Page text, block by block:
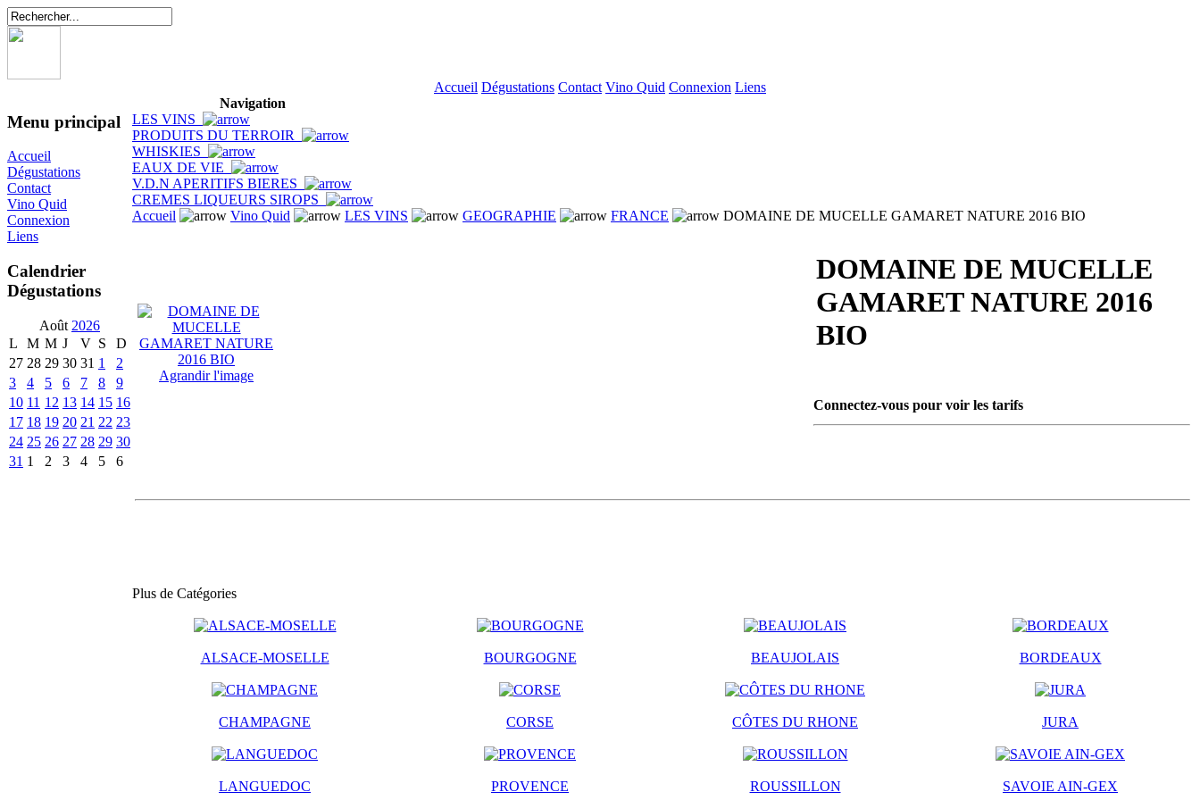
Accueil Dégustations Contact Vino Quid Connexion Liens
Menu principal
Accueil
Dégustations
Contact
Vino Quid
Connexion
Liens
Calendrier
Dégustations
Août 2026
L
M M J V S
D
27 28 29 30 31 1
2
3
4 5 6 7 8
9
10 11 12 13 14 15 16
17 18 19 20 21 22 23
24 25 26 27 28 29 30
31 1 2 3 4 5 6
Navigation
LES VINS
PRODUITS DU TERROIR
WHISKIES
EAUX DE VIE
V.D.N APERITIFS BIERES
CREMES LIQUEURS SIROPS
Accueil
Vino Quid LES VINS GEOGRAPHIE FRANCE DOMAINE DE MUCELLE GAMARET NATURE 2016 BIO
Agrandir l'image
DOMAINE DE MUCELLE
GAMARET NATURE 2016
BIO
Connectez-vous pour voir les tarifs
Plus de Catégories
ALSACE-MOSELLE BOURGOGNE BEAUJOLAIS BORDEAUX
CHAMPAGNE CORSE CÔTES DU RHONE JURA
LANGUEDOC PROVENCE ROUSSILLON SAVOIE AIN-GEX